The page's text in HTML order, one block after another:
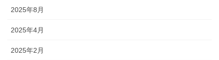
2025年8月
2025年4月
2025年2月